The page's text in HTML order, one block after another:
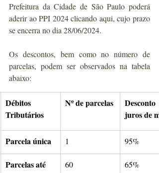
Prefeitura da Cidade de São Paulo poderá
aderir ao PPI 2024 clicando aqui, cujo prazo
se encerra no dia 28/06/2024.
Os descontos, bem como no número de
parcelas, podem ser observados na tabela
abaixo:
Débitos
Tributários
Nº de parcelas
Desconto
juros de
Parcela única 1 95%
Parcelas até 60 65%